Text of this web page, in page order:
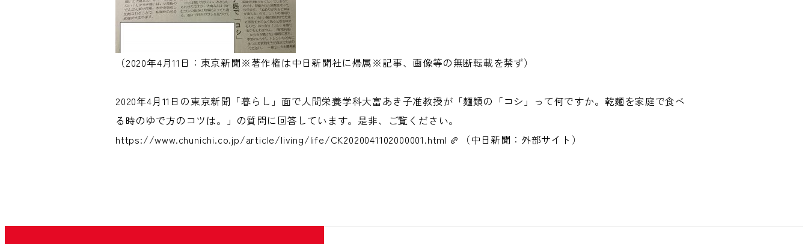
（2020年4月11日：東京新聞※著作権は中日新聞社に帰属※記事、画像等の無断転載を禁ず）
2020年4月11日の東京新聞「暮らし」面で人間栄養学科大富あき子准教授が「麺類の「コシ」って何ですか。 乾麺を家庭で食べ
る時のゆで方のコツは。」の質問に回答しています。是非、ご覧ください。
https://www.chunichi.co.jp/article/living/life/CK2020041102000001.html
（中日新聞：外部サイト）